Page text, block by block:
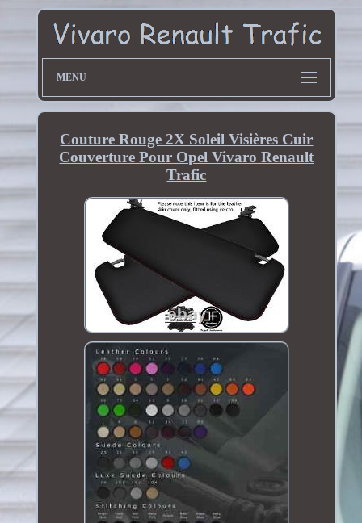
MENU
Couture Rouge 2X Soleil Visières Cuir
Couverture Pour Opel Vivaro Renault
Trafic